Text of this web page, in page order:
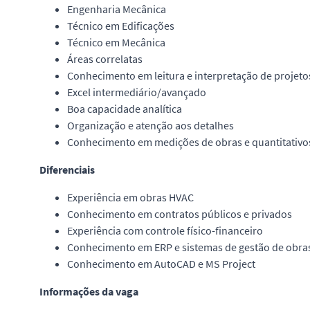
Engenharia Mecânica
Técnico em Edificações
Técnico em Mecânica
Áreas correlatas
Conhecimento em leitura e interpretação de
Excel intermediário/avançado
Boa capacidade analítica
Organização e atenção aos detalhes
Conhecimento em medições de obras e
Diferenciais
Experiência em obras HVAC
Conhecimento em contratos públicos e privados
Experiência com controle físico-financeiro
Conhecimento em ERP e sistemas de gestão de
Conhecimento em AutoCAD e MS Project
Informações da vaga